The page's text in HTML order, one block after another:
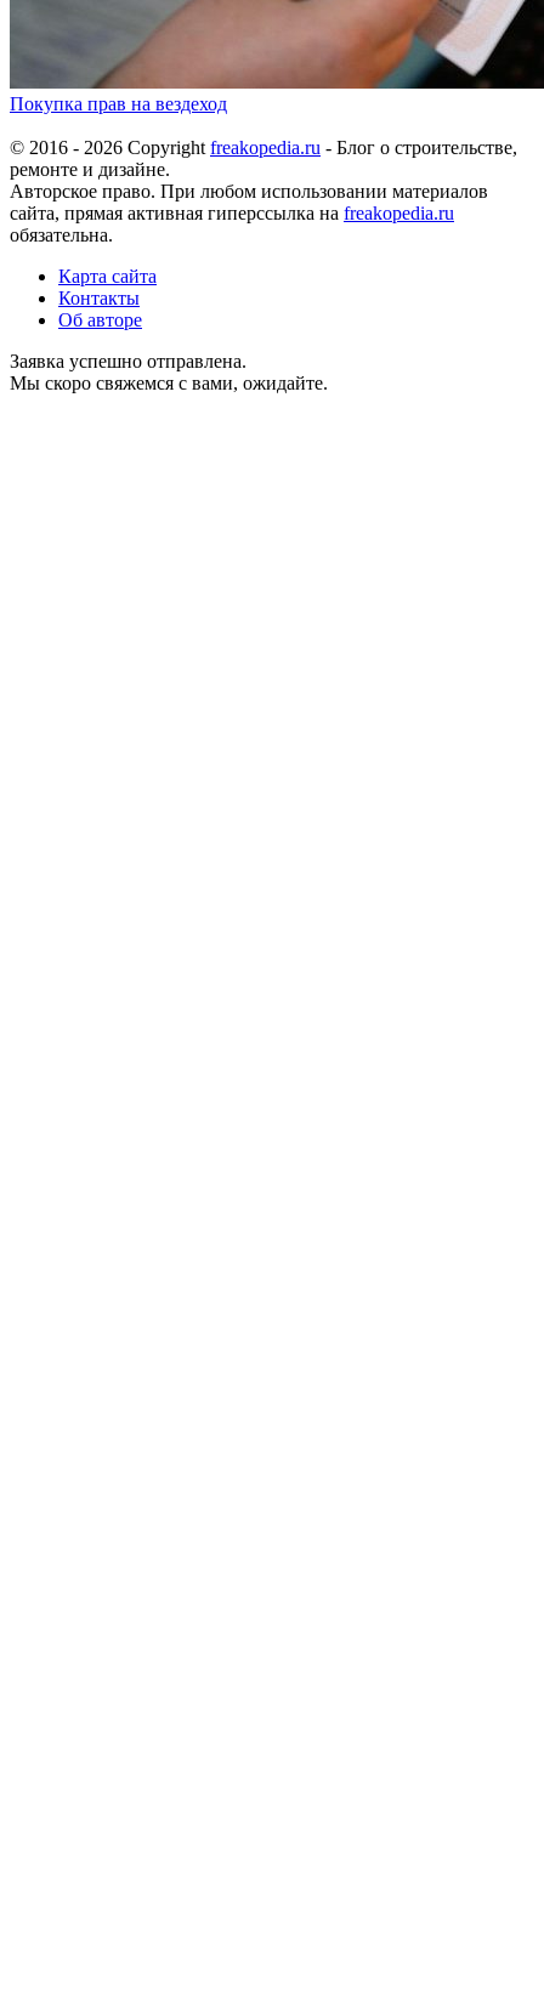
Покупка прав на вездеход
© 2016 - 2026 Copyright freakopedia.ru - Блог о строительстве,
ремонте и дизайне.
Авторское право. При любом использовании материалов
сайта, прямая активная гиперссылка на freakopedia.ru
обязательна.
Карта сайта
Контакты
Об авторе
Заявка успешно отправлена.
Мы скоро свяжемся с вами, ожидайте.